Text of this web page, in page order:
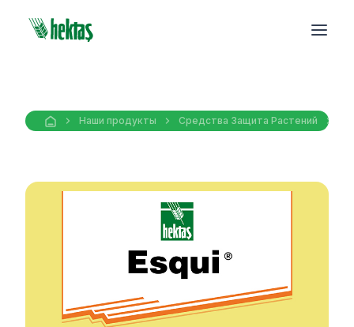
Наши продукты Средства Защита Pастений